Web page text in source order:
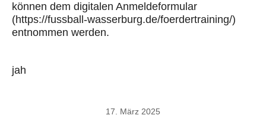
können dem digitalen Anmeldeformular
(https://fussball-wasserburg.de/foerdertraining/)
entnommen werden.
jah
17. März 2025